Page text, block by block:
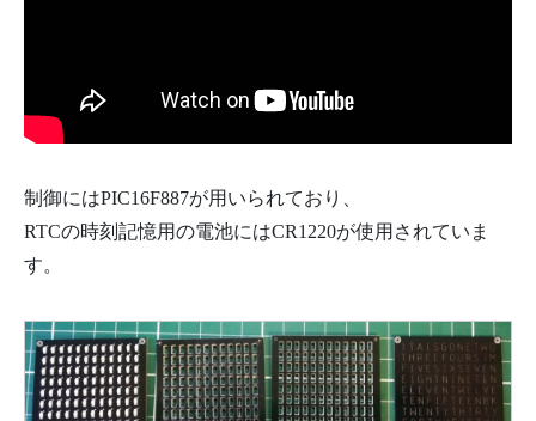
制御にはPIC16F887が用いられており、
RTCの時刻記憶用の電池にはCR1220が使用されていま
す。